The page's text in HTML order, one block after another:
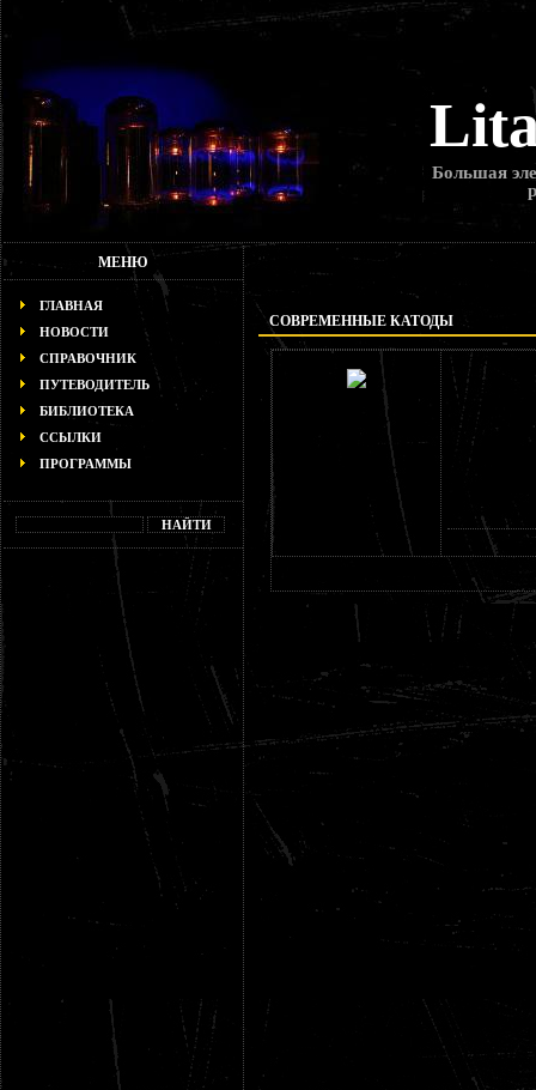
Большая
МЕНЮ
ГЛАВНАЯ
НОВОСТИ
СПРАВОЧНИК
ПУТЕВОДИТЕЛЬ
БИБЛИОТЕКА
ССЫЛКИ
ПРОГРАММЫ
СОВРЕМЕННЫЕ КАТОДЫ